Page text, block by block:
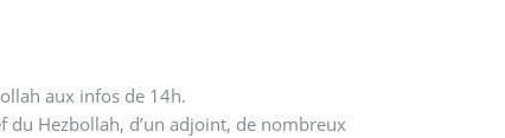
aux infos de 14h.
du Hezbollah, d’un adjoint, de nombreux